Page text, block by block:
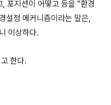
포지션이 어떻고 등을 "환경
설정 메커니즘이라는 말은,
이상하다.
한다.